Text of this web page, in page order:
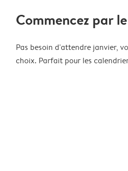
Commencez par
Pas besoin d'attendre janvier,
choix. Parfait pour les